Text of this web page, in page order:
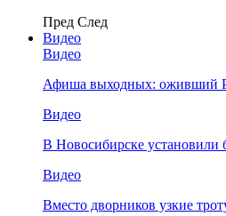
Пред След
Видео
Видео
Афиша выходных: оживший
Видео
В Новосибирске
Видео
Вместо дворников узкие